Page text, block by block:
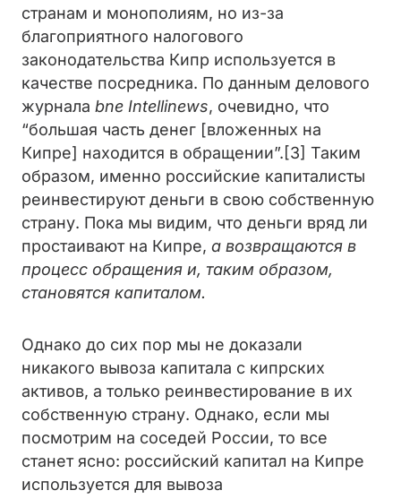
странам и монополиям, но из-за
благоприятного налогового
законодательства Кипр используется в
качестве посредника. По данным делового
журнала bne Intellinews, очевидно, что
“большая часть денег [вложенных на
Кипре] находится в обращении”.[3] Таким
образом, именно российские капиталисты
реинвестируют деньги в свою собственную
страну. Пока мы видим, что деньги вряд ли
простаивают на Кипре, а возвращаются в
процесс обращения и, таким образом,
становятся капиталом.
Однако до сих пор мы не доказали
никакого вывоза капитала с кипрских
активов, а только реинвестирование в их
собственную страну. Однако, если мы
посмотрим на соседей России, то все
станет ясно: российский капитал на Кипре
используется для вывоза